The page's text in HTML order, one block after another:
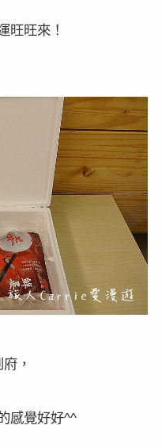
旺旺來！
，
感覺好好^^